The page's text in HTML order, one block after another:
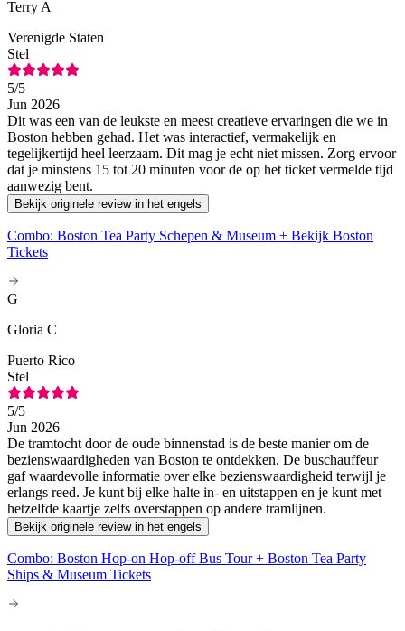
Terry A
Verenigde Staten
Stel
5/5
Jun 2026
Dit was een van de leukste en meest creatieve ervaringen die we in
Boston hebben gehad. Het was interactief, vermakelijk en
tegelijkertijd heel leerzaam. Dit mag je echt niet missen. Zorg ervoor
dat je minstens 15 tot 20 minuten voor de op het ticket vermelde tijd
aanwezig bent.
Bekijk originele review in het engels
Combo: Boston Tea Party Schepen & Museum + Bekijk Boston
Tickets
G
Gloria C
Puerto Rico
Stel
5/5
Jun 2026
De tramtocht door de oude binnenstad is de beste manier om de
bezienswaardigheden van Boston te ontdekken. De buschauffeur
gaf waardevolle informatie over elke bezienswaardigheid terwijl je
erlangs reed. Je kunt bij elke halte in- en uitstappen en je kunt met
hetzelfde kaartje zelfs overstappen op andere tramlijnen.
Bekijk originele review in het engels
Combo: Boston Hop-on Hop-off Bus Tour + Boston Tea Party
Ships & Museum Tickets